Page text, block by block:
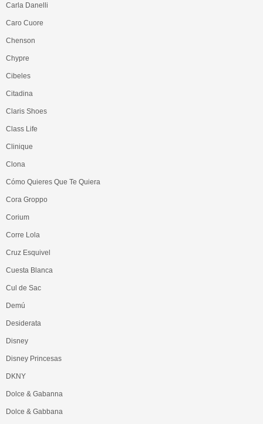
Carla Danelli
Caro Cuore
Chenson
Chypre
Cibeles
Citadina
Claris Shoes
Class Life
Clinique
Clona
Cómo Quieres Que Te Quiera
Cora Groppo
Corium
Corre Lola
Cruz Esquivel
Cuesta Blanca
Cul de Sac
Demú
Desiderata
Disney
Disney Princesas
DKNY
Dolce & Gabanna
Dolce & Gabbana